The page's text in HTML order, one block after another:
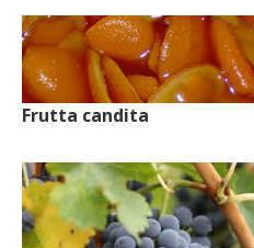
Frutta candita